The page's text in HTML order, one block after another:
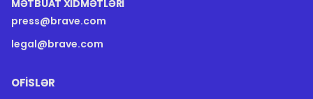
MƏTBUAT XIDMƏTLƏRI
press@brave.com
legal@brave.com
OFISLƏR